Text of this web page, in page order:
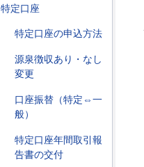
特定口座
特定口座の申込方法
源泉徴収あり・なし
変更
口座振替（特定⇔一
般）
特定口座年間取引報
告書の交付